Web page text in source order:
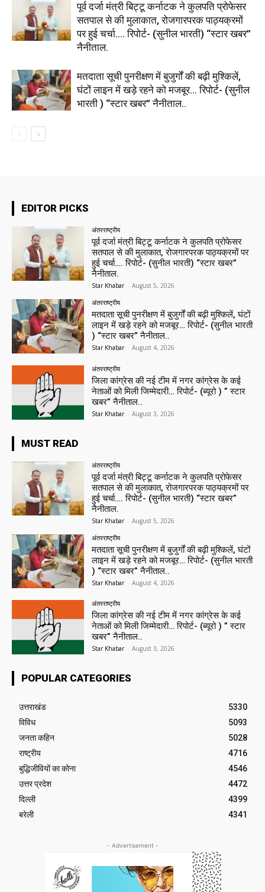
पूर्व दर्जा मंत्री बिट्टू कर्नाटक ने कुलपति प्रोफेसर
सतपाल से की मुलाकात, रोजगारपरक पाठ्यक्रमों
पर हुई चर्चा…. रिपोर्ट- (सुनील भारती) “स्टार खबर”
नैनीताल.
मतदाता सूची पुनरीक्षण में बुजुर्गों की बढ़ी मुश्किलें,
घंटों लाइन में खड़े रहने को मजबूर… रिपोर्ट- (सुनील
भारती ) “स्टार खबर” नैनीताल..
EDITOR PICKS
अंतरराष्ट्रीय
पूर्व दर्जा मंत्री बिट्टू कर्नाटक ने कुलपति प्रोफेसर
सतपाल से की मुलाकात, रोजगारपरक पाठ्यक्रमों पर
हुई चर्चा…. रिपोर्ट- (सुनील भारती) “स्टार खबर”
नैनीताल.
Star Khabar - August 5, 2026
अंतरराष्ट्रीय
मतदाता सूची पुनरीक्षण में बुजुर्गों की बढ़ी मुश्किलें, घंटों
लाइन में खड़े रहने को मजबूर… रिपोर्ट- (सुनील भारती
) “स्टार खबर” नैनीताल..
Star Khabar - August 4, 2026
अंतरराष्ट्रीय
जिला कांग्रेस की नई टीम में नगर कांग्रेस के कई
नेताओं को मिली जिम्मेदारी… रिपोर्ट- (ब्यूरो ) ” स्टार
खबर” नैनीताल..
Star Khabar - August 3, 2026
MUST READ
अंतरराष्ट्रीय
पूर्व दर्जा मंत्री बिट्टू कर्नाटक ने कुलपति प्रोफेसर
सतपाल से की मुलाकात, रोजगारपरक पाठ्यक्रमों पर
हुई चर्चा…. रिपोर्ट- (सुनील भारती) “स्टार खबर”
नैनीताल.
Star Khabar - August 5, 2026
अंतरराष्ट्रीय
मतदाता सूची पुनरीक्षण में बुजुर्गों की बढ़ी मुश्किलें, घंटों
लाइन में खड़े रहने को मजबूर… रिपोर्ट- (सुनील भारती
) “स्टार खबर” नैनीताल..
Star Khabar - August 4, 2026
अंतरराष्ट्रीय
जिला कांग्रेस की नई टीम में नगर कांग्रेस के कई
नेताओं को मिली जिम्मेदारी… रिपोर्ट- (ब्यूरो ) ” स्टार
खबर” नैनीताल..
Star Khabar - August 3, 2026
POPULAR CATEGORIES
उत्तराखंड
5330
विविध
5093
जनता कहिन
5028
राष्ट्रीय
4716
बुद्धिजीवियों का कोना
4546
उत्तर प्रदेश
4472
दिल्ली
4399
बरेली
4341
- Advertisement -